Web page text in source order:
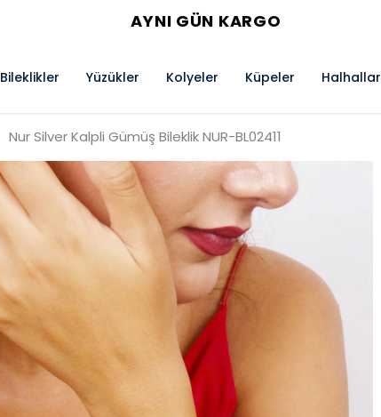
AYNI GÜN KARGO
Bileklikler Yüzükler Kolyeler Küpeler Halhallar
Nur Silver Kalpli Gümüş Bileklik NUR-BL02411